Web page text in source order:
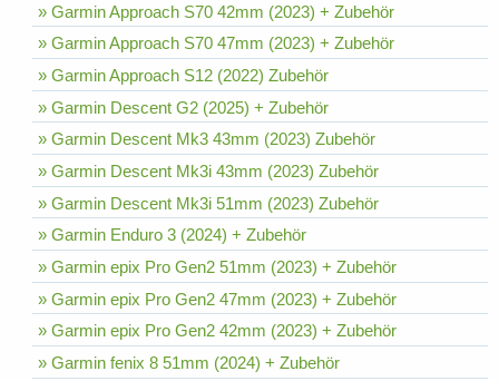
» Garmin Approach S70 42mm (2023) + Zubehör
» Garmin Approach S70 47mm (2023) + Zubehör
» Garmin Approach S12 (2022) Zubehör
» Garmin Descent G2 (2025) + Zubehör
» Garmin Descent Mk3 43mm (2023) Zubehör
» Garmin Descent Mk3i 43mm (2023) Zubehör
» Garmin Descent Mk3i 51mm (2023) Zubehör
» Garmin Enduro 3 (2024) + Zubehör
» Garmin epix Pro Gen2 51mm (2023) + Zubehör
» Garmin epix Pro Gen2 47mm (2023) + Zubehör
» Garmin epix Pro Gen2 42mm (2023) + Zubehör
» Garmin fenix 8 51mm (2024) + Zubehör